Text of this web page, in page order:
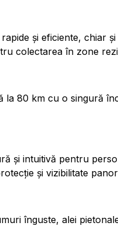
și eficiente, chiar
colectarea în zone
80 km cu o singură
și intuitivă pentru
și vizibilitate
înguste, alei